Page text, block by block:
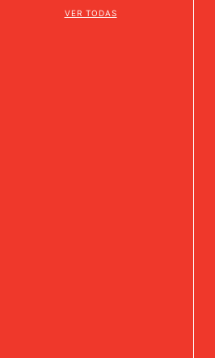
VER TODAS